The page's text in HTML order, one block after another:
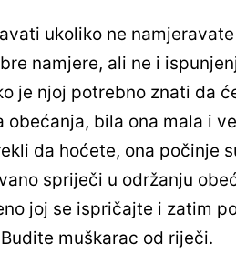
ukoliko ne
namjere, ali ne i
je njoj potrebno znati da
obećanja, bila ona mala i
da hoćete, ona počinje
spriječi u održanju
joj se ispričajte i zatim
muškarac od riječi.